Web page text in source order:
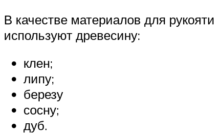
В качестве материалов для рукояти
используют древесину:
клен;
липу;
березу
сосну;
дуб.